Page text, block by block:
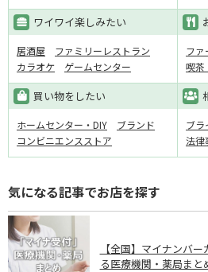
ワイワイ楽しみたい
居酒屋
ファミリーレストラン
カラオケ
ゲームセンター
ファ
喫茶
買い物をしたい
ホームセンター・DIY
ブランド
コンビニエンスストア
ブラ
法律
気になる記事でお店を探す
【全国】マイナンバ
る医療機関・薬局まと